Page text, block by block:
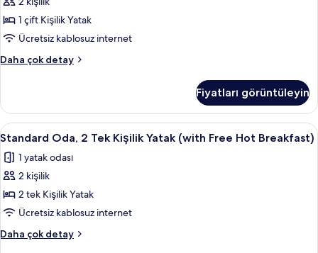
Çift
Kişilik
Yatak
(with
Free
Breakfast)
için
tüm
fotoğrafları
görün
1 çift Kişilik Yatak
Ücretsiz kablosuz internet
Daha çok detay
Standard
Kişilik
Yatak
(with
Hot
Breakfast)
daha
fazla
Fiyatları görüntüleyin
Standard
Oda,
2
Tek
Kişilik
Yatak
(with
Free
1 yatak odası, anti alerjik yatak
4
Standard Oda, 2 Tek Kişilik Yatak (with Free Hot Breakfast)
1 yatak odası
2 kişilik
2 tek Kişilik Yatak
Ücretsiz kablosuz internet
Daha çok detay
Standard